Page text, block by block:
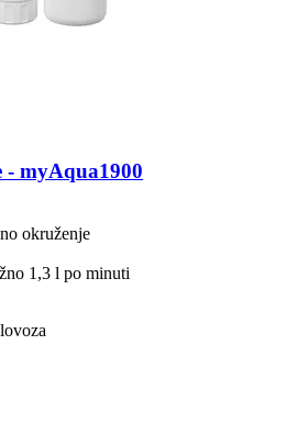
-​ myAqua1900
okruženje
1,3 l po minuti